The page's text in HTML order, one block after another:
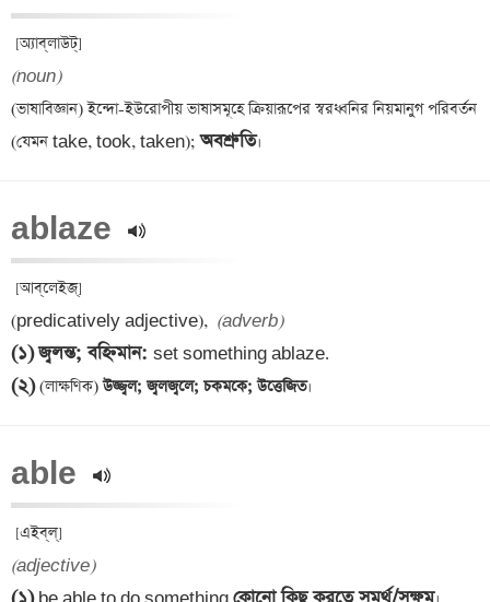
(noun)
(ভাষাবিজ্ঞান) ইন্দো-ইউরোপীয় ভাষাসমূহে ক্রিয়ারূপের স্বরধ্বনির নিয়মানুগ পরিবর্তন
(যেমন take, took, taken); অবশ্রুতি
ablaze
[আব্‌লেইজ্]
(predicatively adjective), (adverb)
(১)জ্বলন্ত; বহ্নিমান:
(২) (লাক্ষণিক) উজ্জ্বল; জ্বলজ্বলে; চকমকে; উত্তেজিত
able
(adjective)